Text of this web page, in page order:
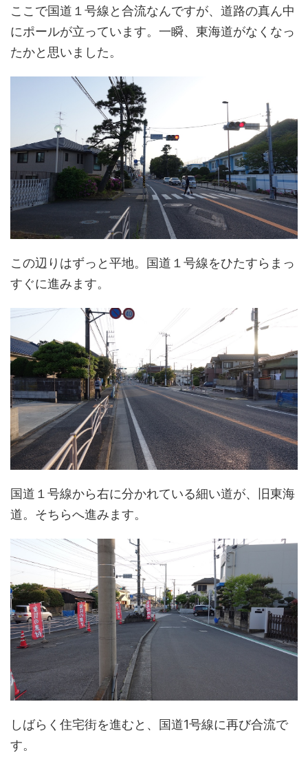
ここで国道１号線と合流なんですが、道路の真ん中
にポールが立っています。一瞬、東海道がなくなっ
たかと思いました。
この辺りはずっと平地。国道１号線をひたすらまっ
すぐに進みます。
国道１号線から右に分かれている細い道が、旧東海
道。そちらへ進みます。
しばらく住宅街を進むと、国道1号線に再び合流で
す。